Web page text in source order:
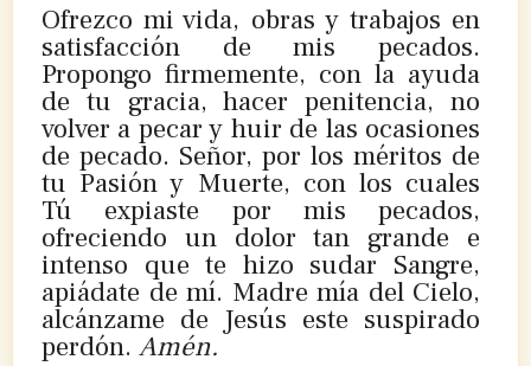
Ofrezco mi vida, obras y trabajos en
satisfacción de mis pecados.
Propongo firmemente, con la ayuda
de tu gracia, hacer penitencia, no
volver a pecar y huir de las ocasiones
de pecado. Señor, por los méritos de
tu Pasión y Muerte, con los cuales
Tú expiaste por mis pecados,
ofreciendo un dolor tan grande e
intenso que te hizo sudar Sangre,
apiádate de mí. Madre mía del Cielo,
alcánzame de Jesús este suspirado
perdón. Amén.